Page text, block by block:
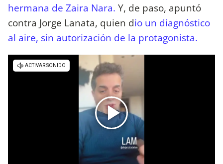
hermana de Zaira Nara. Y, de paso, apuntó
contra Jorge Lanata, quien dio un diagnóstico
al aire, sin autorización de la protagonista.